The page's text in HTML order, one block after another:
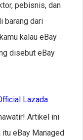
pebisnis, dan
barang dari
kalau eBay
disebut eBay
Lazada
Artikel ini
eBay Managed